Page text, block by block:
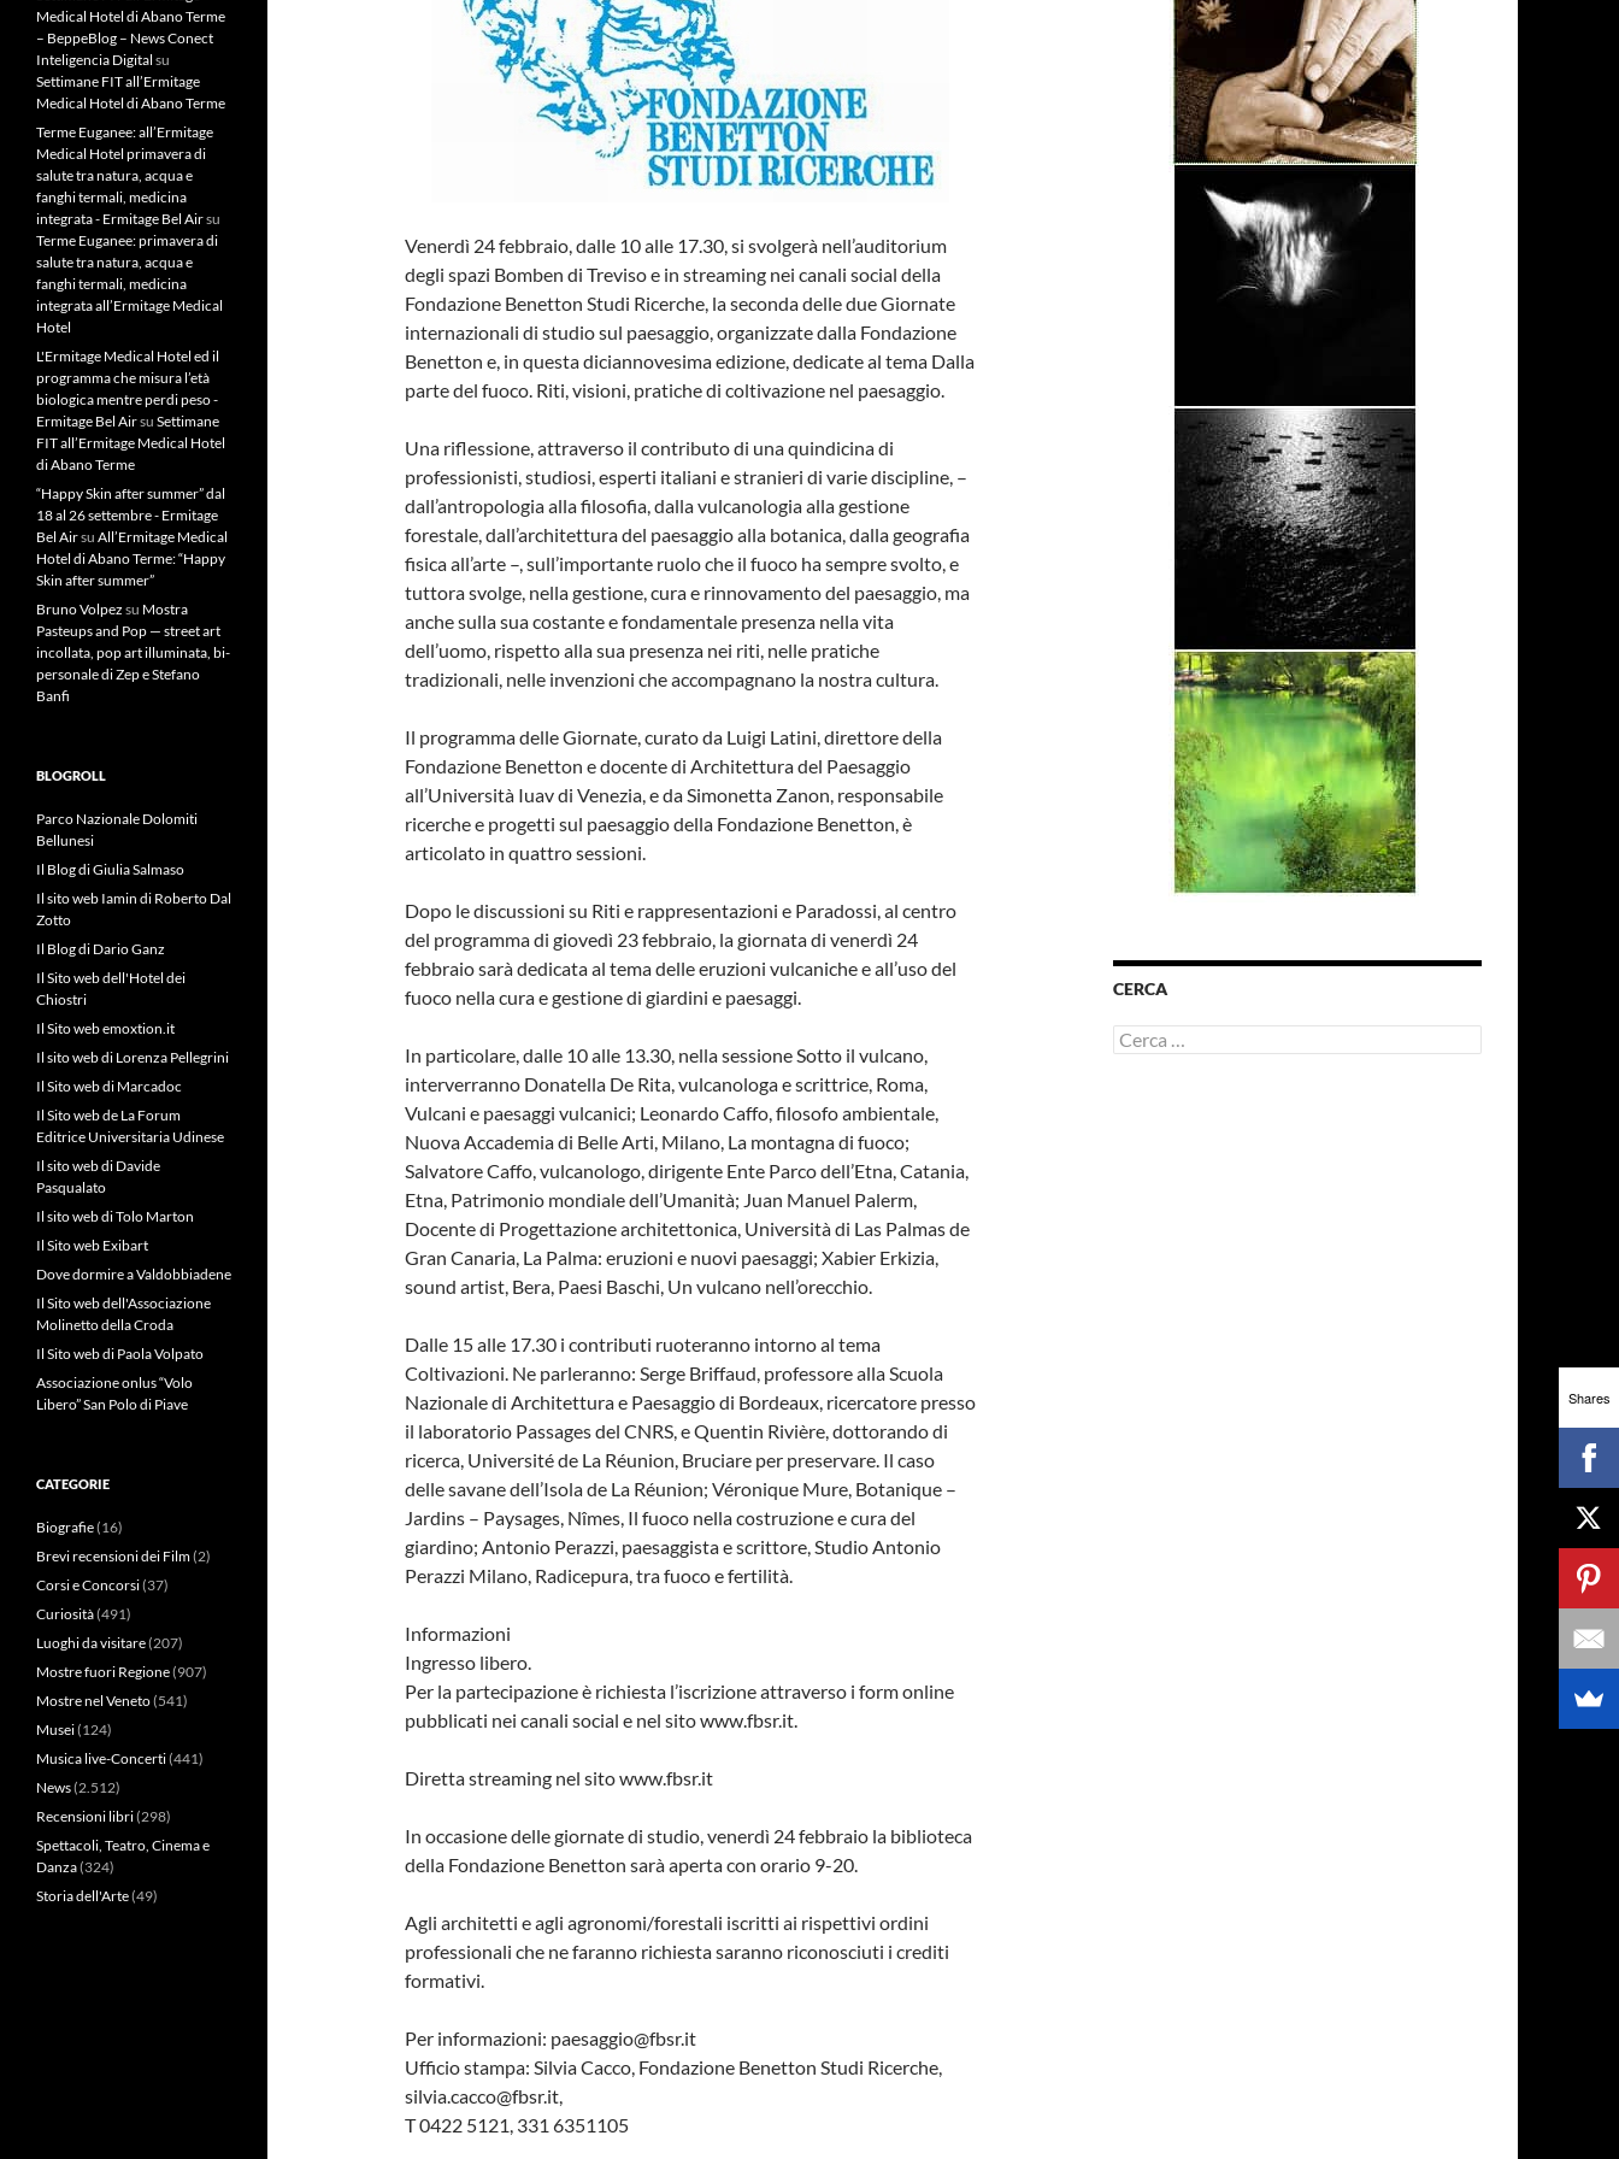
Venerdì 24 febbraio, dalle 10 alle 17.30, si svolgerà nell’auditorium
degli spazi Bomben di Treviso e in streaming nei canali social della
Fondazione Benetton Studi Ricerche, la seconda delle due Giornate
internazionali di studio sul paesaggio, organizzate dalla Fondazione
Benetton e, in questa diciannovesima edizione, dedicate al tema Dalla
parte del fuoco. Riti, visioni, pratiche di coltivazione nel paesaggio.
Una riflessione, attraverso il contributo di una quindicina di
professionisti, studiosi, esperti italiani e stranieri di varie discipline, –
dall’antropologia alla filosofia, dalla vulcanologia alla gestione
forestale, dall’architettura del paesaggio alla botanica, dalla geografia
fisica all’arte –, sull’importante ruolo che il fuoco ha sempre svolto, e
tuttora svolge, nella gestione, cura e rinnovamento del paesaggio, ma
anche sulla sua costante e fondamentale presenza nella vita
dell’uomo, rispetto alla sua presenza nei riti, nelle pratiche
tradizionali, nelle invenzioni che accompagnano la nostra cultura.
Il programma delle Giornate, curato da Luigi Latini, direttore della
Fondazione Benetton e docente di Architettura del Paesaggio
all’Università Iuav di Venezia, e da Simonetta Zanon, responsabile
ricerche e progetti sul paesaggio della Fondazione Benetton, è
articolato in quattro sessioni.
Dopo le discussioni su Riti e rappresentazioni e Paradossi, al centro
del programma di giovedì 23 febbraio, la giornata di venerdì 24
febbraio sarà dedicata al tema delle eruzioni vulcaniche e all’uso del
fuoco nella cura e gestione di giardini e paesaggi.
In particolare, dalle 10 alle 13.30, nella sessione Sotto il vulcano,
interverranno Donatella De Rita, vulcanologa e scrittrice, Roma,
Vulcani e paesaggi vulcanici; Leonardo Caffo, filosofo ambientale,
Nuova Accademia di Belle Arti, Milano, La montagna di fuoco;
Salvatore Caffo, vulcanologo, dirigente Ente Parco dell’Etna, Catania,
Etna, Patrimonio mondiale dell’Umanità; Juan Manuel Palerm,
Docente di Progettazione architettonica, Università di Las Palmas de
Gran Canaria, La Palma: eruzioni e nuovi paesaggi; Xabier Erkizia,
sound artist, Bera, Paesi Baschi, Un vulcano nell’orecchio.
Dalle 15 alle 17.30 i contributi ruoteranno intorno al tema
Coltivazioni. Ne parleranno: Serge Briffaud, professore alla Scuola
Nazionale di Architettura e Paesaggio di Bordeaux, ricercatore presso
il laboratorio Passages del CNRS, e Quentin Rivière, dottorando di
ricerca, Université de La Réunion, Bruciare per preservare. Il caso
delle savane dell’Isola de La Réunion; Véronique Mure, Botanique –
Jardins – Paysages, Nîmes, Il fuoco nella costruzione e cura del
giardino; Antonio Perazzi, paesaggista e scrittore, Studio Antonio
Perazzi Milano, Radicepura, tra fuoco e fertilità.
Informazioni
Ingresso libero.
Per la partecipazione è richiesta l’iscrizione attraverso i form online
pubblicati nei canali social e nel sito www.fbsr.it.
Diretta streaming nel sito www.fbsr.it
In occasione delle giornate di studio, venerdì 24 febbraio la biblioteca
della Fondazione Benetton sarà aperta con orario 9-20.
Agli architetti e agli agronomi/forestali iscritti ai rispettivi ordini
professionali che ne faranno richiesta saranno riconosciuti i crediti
formativi.
Per informazioni: paesaggio@fbsr.it
Ufficio stampa: Silvia Cacco, Fondazione Benetton Studi Ricerche,
silvia.cacco@fbsr.it,
T 0422 5121, 331 6351105
CERCA
Ricerca
per:
Medical Hotel di Abano Terme
– BeppeBlog – News Conect
Inteligencia Digital su
Settimane FIT all’Ermitage
Medical Hotel di Abano Terme
Terme Euganee: all’Ermitage
Medical Hotel primavera di
salute tra natura, acqua e
fanghi termali, medicina
integrata - Ermitage Bel Airsu
Terme Euganee: primavera di
salute tra natura, acqua e
fanghi termali, medicina
integrata all’Ermitage Medical
Hotel
L'Ermitage Medical Hotel ed il
programma che misura l’età
biologica mentre perdi peso -
Ermitage Bel Airsu Settimane
FIT all’Ermitage Medical Hotel
di Abano Terme
“Happy Skin after summer” dal
18 al 26 settembre - Ermitage
Bel Airsu All’Ermitage Medical
Hotel di Abano Terme: “Happy
Skin after summer”
Bruno Volpez su Mostra
Pasteups and Pop — street art
incollata, pop art illuminata, bi-
personale di Zep e Stefano
Banfi
BLOGROLL
Parco Nazionale Dolomiti
Bellunesi
Il Blog di Giulia Salmaso
Il sito web Iamin di Roberto Dal
Zotto
Il Blog di Dario Ganz
Il Sito web dell'Hotel dei
Chiostri
Il Sito web emoxtion.it
Il sito web di Lorenza Pellegrini
Il Sito web di Marcadoc
Il Sito web de La Forum
Editrice Universitaria Udinese
Il sito web di Davide
Pasqualato
Il sito web di Tolo Marton
Il Sito web Exibart
Dove dormire a Valdobbiadene
Il Sito web dell'Associazione
Molinetto della Croda
Il Sito web di Paola Volpato
Associazione onlus “Volo
Libero” San Polo di Piave
CATEGORIE
Biografie(16)
Brevi recensioni dei Film(2)
Corsi e Concorsi(37)
Curiosità(491)
Luoghi da visitare(207)
Mostre fuori Regione(907)
Mostre nel Veneto(541)
Musei(124)
Musica live-Concerti(441)
News(2.512)
Recensioni libri(298)
Spettacoli, Teatro, Cinema e
Danza(324)
Storia dell'Arte(49)
Shares